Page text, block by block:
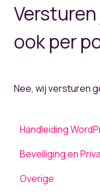
ook per
Nee, wij versturen
Handleiding
Algemeen
Menu
Beveiliging en
Beveiliging
Overige